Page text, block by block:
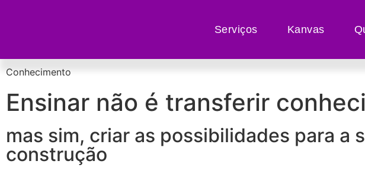
Serviços Kanvas
Conhecimento
Ensinar não é transferir
mas sim, criar as possibilidades para a
construção